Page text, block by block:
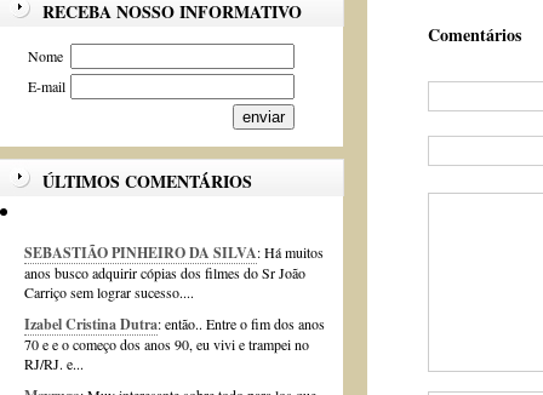
RECEBA NOSSO INFORMATIVO
Nome
E-mail
ÚLTIMOS COMENTÁRIOS
SEBASTIÃO PINHEIRO DA SILVA: Há muitos
anos busco adquirir cópias dos filmes do Sr João
Carriço sem lograr sucesso....
Izabel Cristina Dutra: então.. Entre o fim dos anos
70 e e o começo dos anos 90, eu vivi e trampei no
RJ/RJ. e...
Comentários